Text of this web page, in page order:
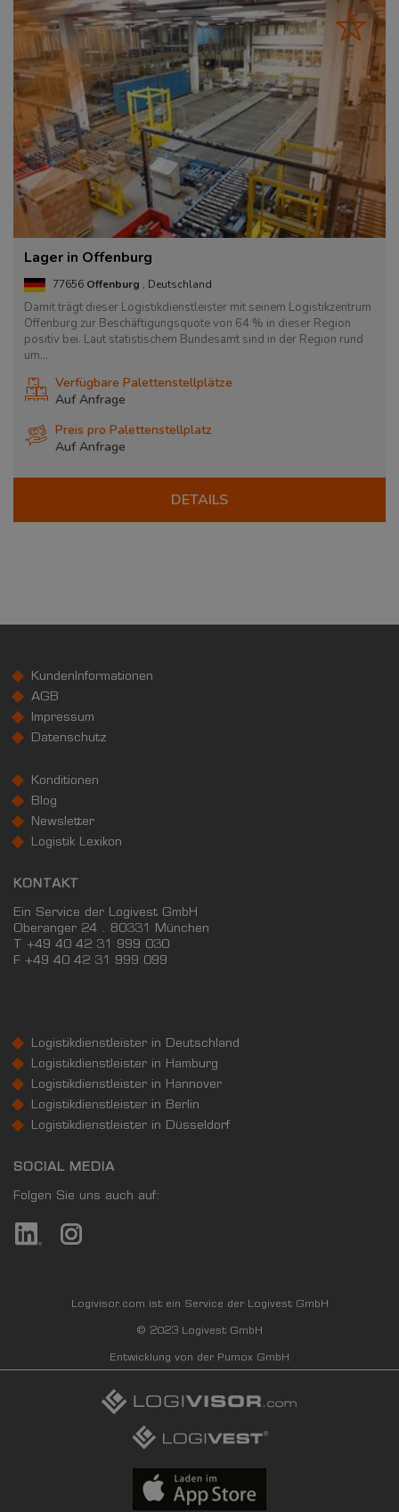
Lager in Offenburg
77656 Offenburg , Deutschland
Damit trägt dieser Logistikdienstleister mit seinem Logistikzentrum
Offenburg zur Beschäftigungsquote von 64 % in dieser Region
positiv bei. Laut statistischem Bundesamt sind in der Region rund
um...
Verfügbare Palettenstellplätze
Auf Anfrage
Preis pro Palettenstellplatz
Auf Anfrage
DETAILS
KundenInformationen
AGB
Impressum
Datenschutz
Konditionen
Blog
Newsletter
Logistik Lexikon
KONTAKT
Ein Service der Logivest GmbH
Oberanger 24 . 80331 München
T +49 40 42 31 999 030
F +49 40 42 31 999 099
Logistikdienstleister in Deutschland
Logistikdienstleister in Hamburg
Logistikdienstleister in Hannover
Logistikdienstleister in Berlin
Logistikdienstleister in Düsseldorf
SOCIAL MEDIA
Folgen Sie uns auch auf:
Logivisor.com ist ein Service der Logivest GmbH
© 2023 Logivest GmbH
Entwicklung von der Pumox GmbH